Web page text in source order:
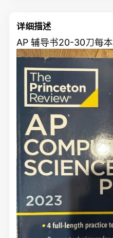
详细描述
AP 辅导书20-30刀每本